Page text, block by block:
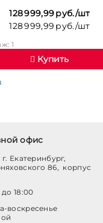
128 999,99 руб./шт
128 999,99 руб./шт
1
Купить
офис
г. Екатеринбург,
86, корпус
18:00
воскресенье